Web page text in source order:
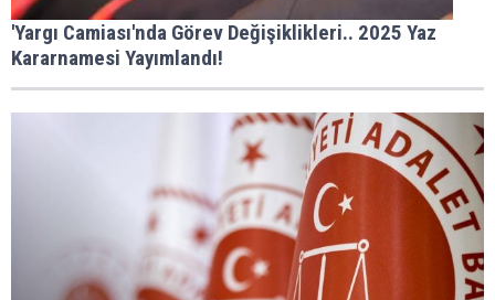
'Yargı Camiası'nda Görev Değişiklikleri.. 2025 Yaz
Kararnamesi Yayımlandı!